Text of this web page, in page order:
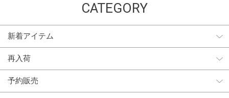
CATEGORY
新着アイテム
再入荷
予約販売